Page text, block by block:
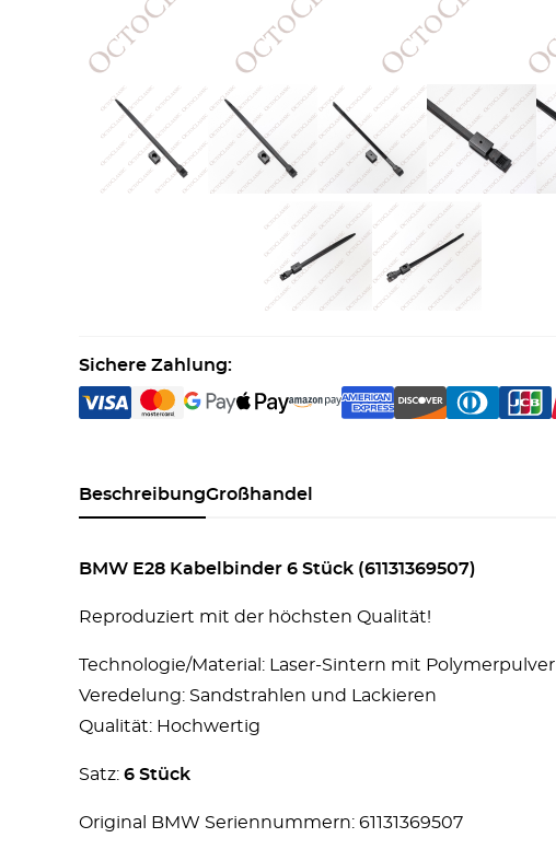
Sichere Zahlung:
BeschreibungGroßhandel
BMW E28 Kabelbinder 6 Stück (61131369507)
Reproduziert mit der höchsten Qualität!
Technologie/Material: Laser-Sintern mit Polymerpulver
Veredelung: Sandstrahlen und Lackieren
Qualität: Hochwertig
Satz: 6 Stück
Original BMW Seriennummern: 61131369507